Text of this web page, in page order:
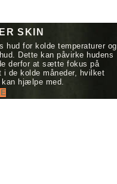
SKIN
for kolde temperaturer og
Dette kan påvirke hudens
derfor at sætte fokus på
de kolde måneder, hvilket
hjælpe med.